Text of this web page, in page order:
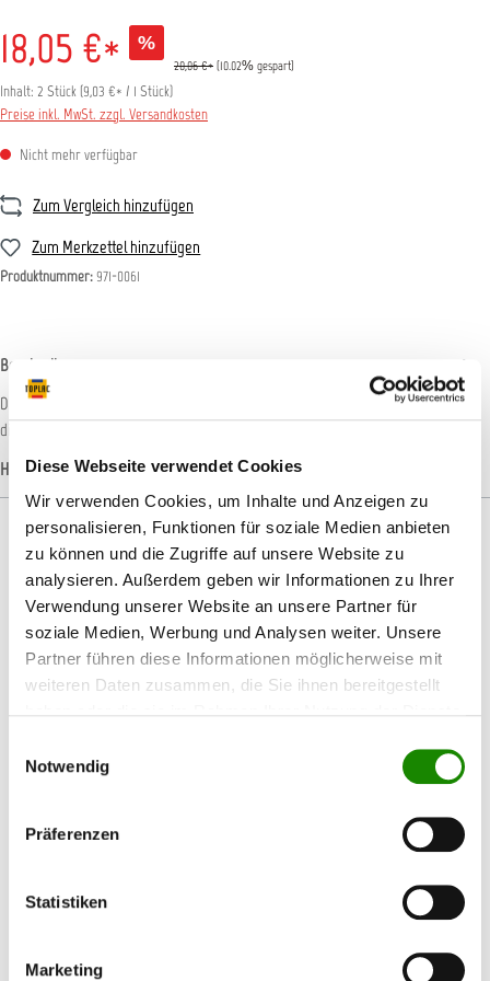
Diese Webseite verwendet Cookies
Wir verwenden Cookies, um Inhalte und Anzeigen zu
personalisieren, Funktionen für soziale Medien anbieten
zu können und die Zugriffe auf unsere Website zu
analysieren. Außerdem geben wir Informationen zu Ihrer
Verwendung unserer Website an unsere Partner für
soziale Medien, Werbung und Analysen weiter. Unsere
Partner führen diese Informationen möglicherweise mit
weiteren Daten zusammen, die Sie ihnen bereitgestellt
Notwendig
Präferenzen
Statistiken
Marketing
18,05 €* %
20,06 €* (10.02% gespart)
Inhalt: 2 Stück (9,03 €* / 1 Stück)
Preise inkl. MwSt. zzgl. Versandkosten
Nicht mehr verfügbar
Zum Vergleich hinzufügen
Zum Merkzettel hinzufügen
Produktnummer:971-0061
Beschreibung
Dickes Handpad mit weiblicher Klettaufnahme für Buflex Schleifstreifen. Durch
die Verwendung des weichen Zwischentellers wir…
Hersteller-Informationen
Produktgalerie überspringen
Passendes Zubehör
Kovax Buflex Dry Super Tack Streifen
Kovax Buflex Dry wird nach dem Entfernen der Fehlstellen in